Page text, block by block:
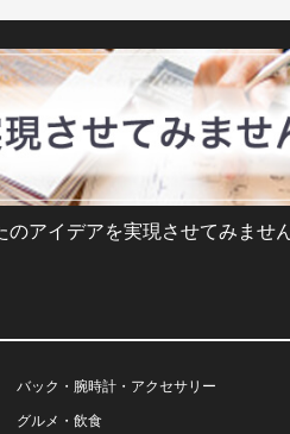
のアイデアを実現させてみませ
バック・腕時計・アクセサリー
グルメ・飲食